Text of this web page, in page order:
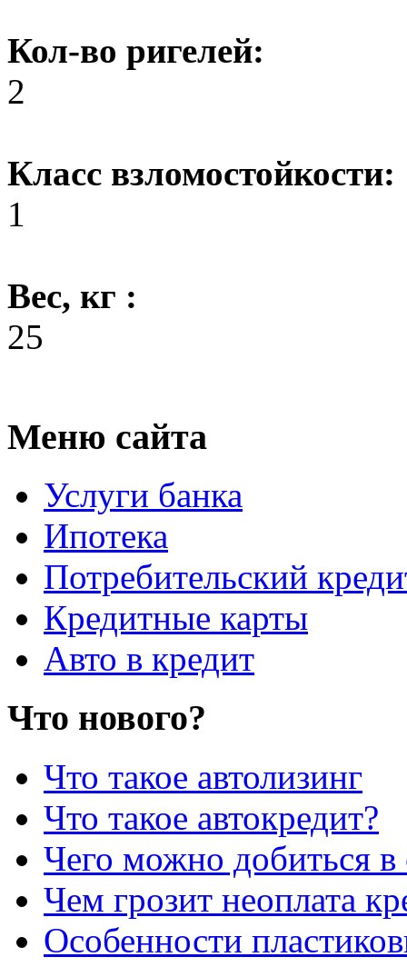
Кол-во ригелей:
2
Класс взломостойкости:
1
Вес, кг :
25
Меню сайта
Услуги банка
Ипотека
Потребительский
Кредитные карты
Авто в кредит
Что нового?
Что такое автолизинг
Что такое автокредит?
Чего можно добиться в
Чем грозит неоплата
Особенности